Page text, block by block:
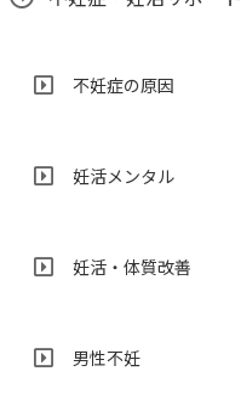
不妊症の原因
妊活メンタル
妊活・体質改善
男性不妊